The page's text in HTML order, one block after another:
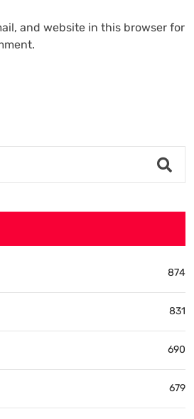
and website in this browser for
874
831
690
679